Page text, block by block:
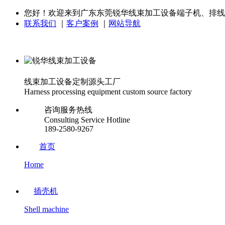
您好！欢迎来到广东东莞锐华线束加工设备端子机、排
联系我们
客户案例 网站导航
线束加工设备定制源头工厂
Harness processing equipment custom source factory
咨询服务热线
Consulting Service Hotline
189-2580-9267
首页
Home
插壳机
Shell machine